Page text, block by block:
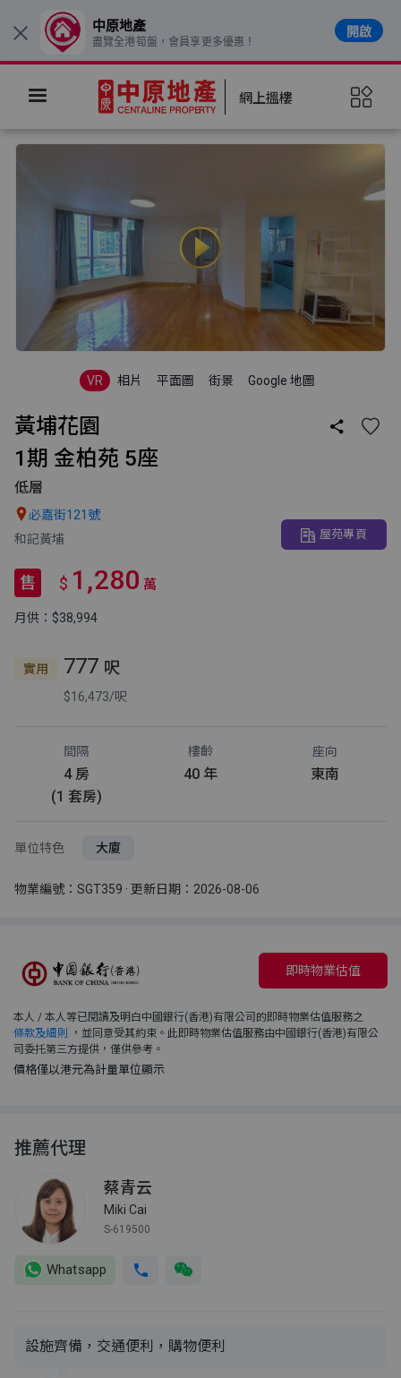
網上搵樓
VR 相片 平面圖 街景 Google 地圖
黃埔花園 
1期 金柏苑 5座
低層
必嘉街121號
和記黃埔
屋苑專頁
售 $ 1,280 萬
月供：$38,994
實用 777 呎
$16,473/呎
間隔
4 房
(1 套房)
樓齡
40 年
座向
東南
單位特色 大廈
物業編號：SGT359 · 更新日期：2026-08-06
即時物業估值
本人 / 本人等已閱讀及明白中國銀行(香港)有限公司的即時物業估值服務之
條款及細則
，並同意受其約束。此即時物業估值服務由中國銀行(香港)有限公
司委托第三方提供，僅供參考。
價格僅以港元為計量單位顯示
推薦代理
蔡青云
Miki Cai
S-619500
Whatsapp
設施齊備，交通便利，購物便利
× 中原地產
盡覽全港筍盤，會員享更多優惠！
開啟